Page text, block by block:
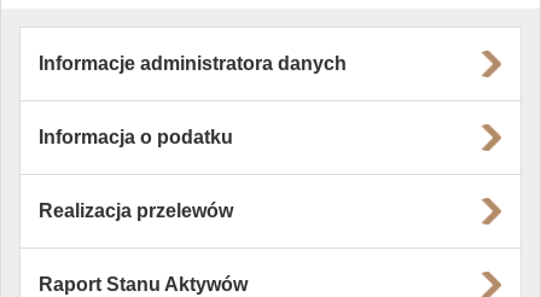
Informacje administratora danych
Informacja o podatku
Realizacja przelewów
Raport Stanu Aktywów